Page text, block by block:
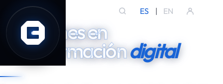
ES | EN
Soluciones en
transformacióndigital